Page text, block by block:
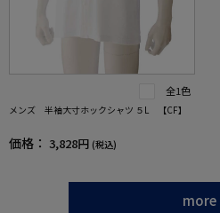
全1色
メンズ 半袖大寸ホックシャツ ５L 【CF】
価格： 3,828円 (税込)
more